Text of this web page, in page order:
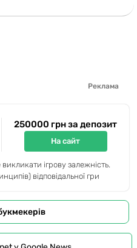
Реклама
250000 грн за депозит
На сайт
ігрову залежність.
відповідальної гри